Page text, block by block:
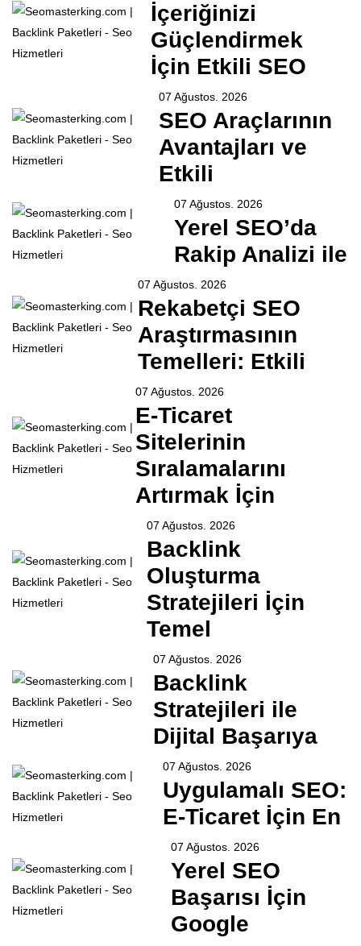
İçeriğinizi
Güçlendirmek
İçin Etkili SEO
07 Ağustos. 2026
SEO Araçlarının
Avantajları ve
Etkili
07 Ağustos. 2026
Yerel SEO’da
Rakip Analizi ile
07 Ağustos. 2026
Rekabetçi SEO
Araştırmasının
Temelleri: Etkili
07 Ağustos. 2026
E-Ticaret
Sitelerinin
Sıralamalarını
Artırmak İçin
07 Ağustos. 2026
Backlink
Oluşturma
Stratejileri İçin
Temel
07 Ağustos. 2026
Backlink
Stratejileri ile
Dijital Başarıya
07 Ağustos. 2026
Uygulamalı SEO:
E-Ticaret İçin En
07 Ağustos. 2026
Yerel SEO
Başarısı İçin
Google